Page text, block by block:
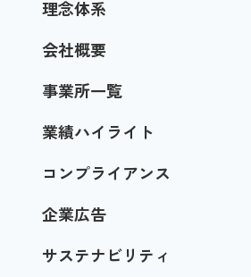
理念体系
会社概要
事業所一覧
業績ハイライト
コンプライアンス
企業広告
サステナビリティ